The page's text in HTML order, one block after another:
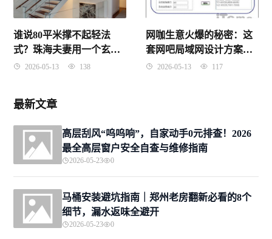
谁说80平米撑不起轻法
式？珠海夫妻用一个玄关
柜和两根石膏线，让浪漫
2026-05-13 138
网咖生意火爆的秘密：这
套网吧局域网设计方案，
让游戏延迟直降70%
2026-05-13 117
最新文章
高层刮风“呜呜响”，自家动手0元排查！2026
最全高层窗户安全自查与维修指南
2026-05-23 0
马桶安装避坑指南｜郑州老房翻新必看的8个
细节，漏水返味全避开
2026-05-23 0